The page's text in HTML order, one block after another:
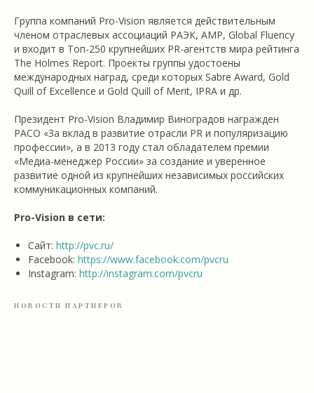
Группа компаний Pro-Vision является действительным
членом отраслевых ассоциаций РАЭК, АМР, Global Fluency
и входит в Топ-250 крупнейших PR-агентств мира рейтинга
The Holmes Report. Проекты группы удостоены
международных наград, среди которых Sabre Award, Gold
Quill of Excellence и Gold Quill of Merit, IPRA и др.
Президент Pro-Vision Владимир Виноградов награжден
РАСО «За вклад в развитие отрасли PR и популяризацию
профессии», а в 2013 году стал обладателем премии
«Медиа-менеджер России» за создание и уверенное
развитие одной из крупнейших независимых российских
коммуникационных компаний.
Pro-Vision в сети:
Сайт: http://pvc.ru/
Facebook: https://www.facebook.com/pvcru
Instagram: http://instagram.com/pvcru
НОВОСТИ ПАРТНЕРОВ